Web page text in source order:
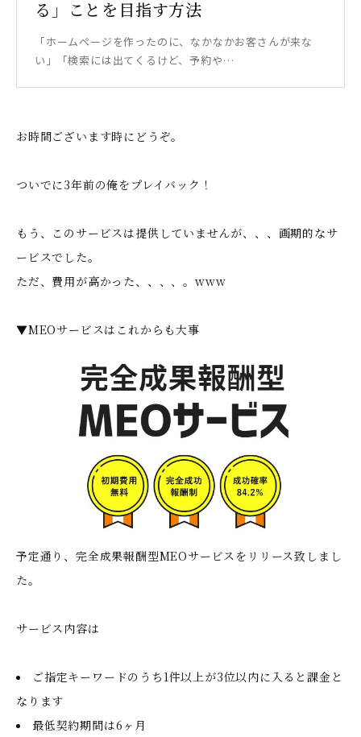
る」ことを目指す方法
「ホームページを作ったのに、なかなかお客さんが来な
い」「検索には出てくるけど、予約や…
お時間ございます時にどうぞ。
ついでに3年前の俺をプレイバック！
もう、このサービスは提供していませんが、、、画期的なサ
ービスでした。
ただ、費用が高かった、、、、。www
▼MEOサービスはこれからも大事
予定通り、完全成果報酬型MEOサービスをリリース致しまし
た。
サービス内容は
ご指定キーワードのうち1件以上が3位以内に入ると課金と
なります
最低契約期間は6ヶ月